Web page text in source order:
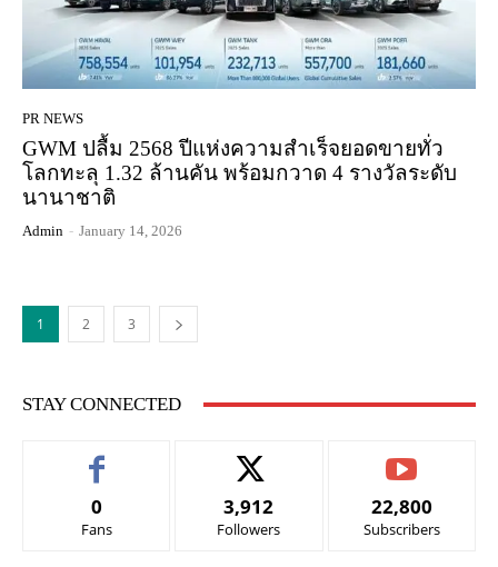
PR NEWS
GWM ปลื้ม 2568 ปีแห่งความสำเร็จยอดขายทั่ว
โลกทะลุ 1.32 ล้านคัน พร้อมกวาด 4 รางวัลระดับ
นานาชาติ
Admin - January 14, 2026
1 2 3
STAY CONNECTED
0
Fans
3,912
Followers
22,800
Subscribers